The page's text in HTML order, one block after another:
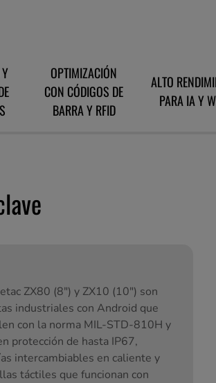
OPTIMIZACIÓN
CON CÓDIGOS DE
BARRA Y RFID
ALTO
PARA IA Y
ZX80 (8") y ZX10 (10") son
industriales con Android que
con la norma MIL-STD-810H y
protección de hasta IP67,
intercambiables en caliente y
táctiles que funcionan con